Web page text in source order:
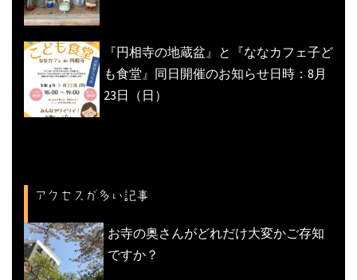
『円相寺の地蔵盆』と『ななカフェ子ど
も食堂』同日開催のお知らせ日時：8月
23日（日）
アクセスが多い記事
お寺の奥さんがどれだけ大変かご存知
ですか？